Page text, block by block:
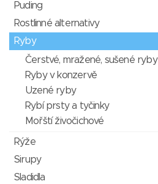
Puding
Rostlinné alternativy
Ryby
Čerstvé, mražené, sušené ryby
Ryby v konzervě
Uzené ryby
Rybí prsty a tyčinky
Mořští živočichové
Rýže
Sirupy
Sladidla